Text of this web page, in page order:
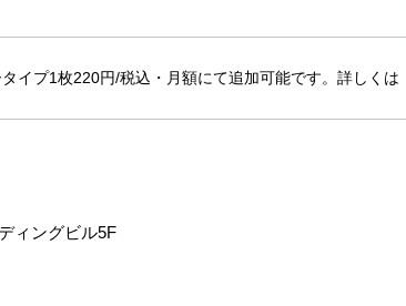
イプ1枚220円/税込・月額にて追加可能です。詳しくは
ィングビル5F